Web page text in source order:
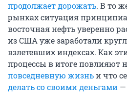
продолжает дорожать. В то
рынках ситуация
восточная нефть уверенно
из США уже заработали
взлетевших индексах. Как
процессы в итоге повлияют
повседневную жизньи что
делать со своими деньгами —